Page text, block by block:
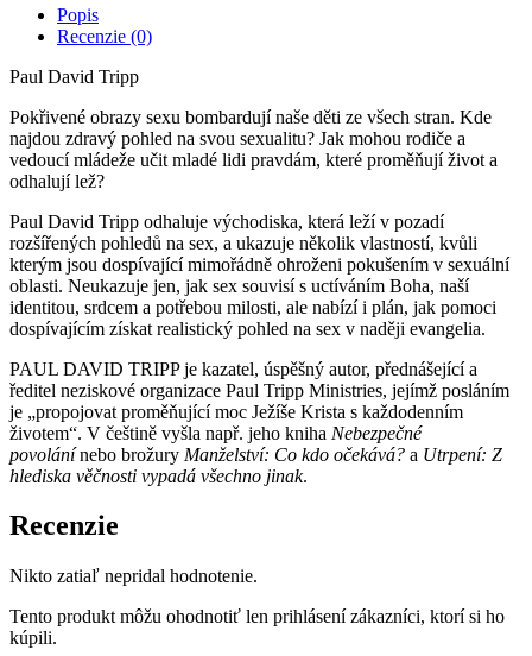
Popis
Recenzie (0)
Paul David Tripp
Pokřivené obrazy sexu bombardují naše děti ze všech stran. Kde
najdou zdravý pohled na svou sexualitu? Jak mohou rodiče a
vedoucí mládeže učit mladé lidi pravdám, které proměňují život a
odhalují lež?
Paul David Tripp odhaluje východiska, která leží v pozadí
rozšířených pohledů na sex, a ukazuje několik vlastností, kvůli
kterým jsou dospívající mimořádně ohroženi pokušením v sexuální
oblasti. Neukazuje jen, jak sex souvisí s uctíváním Boha, naší
identitou, srdcem a potřebou milosti, ale nabízí i plán, jak pomoci
dospívajícím získat realistický pohled na sex v naději evangelia.
PAUL DAVID TRIPP je kazatel, úspěšný autor, přednášející a
ředitel neziskové organizace Paul Tripp Ministries, jejímž posláním
je „propojovat proměňující moc Ježíše Krista s každodenním
životem“. V češtině vyšla např. jeho kniha Nebezpečné
povolánínebo brožury Manželství: Co kdo očekává? a Utrpení: Z
hlediska věčnosti vypadá všechno jinak.
Recenzie
Nikto zatiaľ nepridal hodnotenie.
Tento produkt môžu ohodnotiť len prihlásení zákazníci, ktorí si ho
kúpili.